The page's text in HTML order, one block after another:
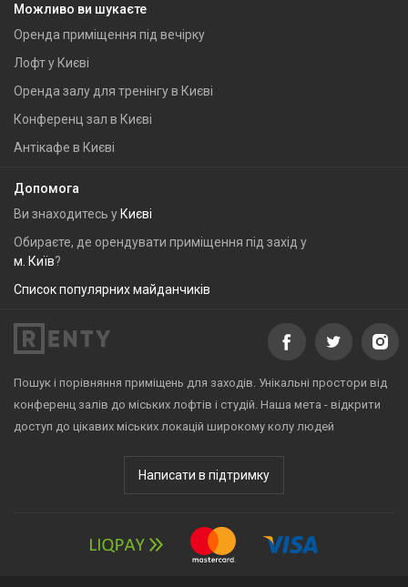
Можливо ви шукаєте
Оренда приміщення під вечірку
Лофт у Києві
Оренда залу для тренінгу в Києві
Конференц зал в Києві
Антікафе в Києві
Допомога
Ви знаходитесь у Києві
Обираєте, де орендувати приміщення під захід у
м. Київ?
Список популярних майданчиків
Пошук і порівняння приміщень для заходів. Унікальні простори від
конференц залів до міських лофтів і студій. Наша мета - відкрити
доступ до цікавих міських локацій широкому колу людей
Написати в підтримку